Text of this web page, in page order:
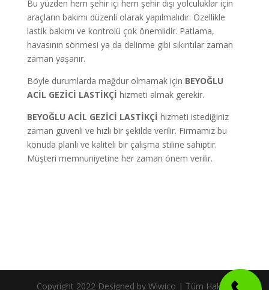
Bu yüzden hem şehir içi hem şehir dışı yolculuklar için
araçların bakımı düzenli olarak yapılmalıdır. Özellikle
lastik bakımı ve kontrolü çok önemlidir. Patlama,
havasının sönmesi ya da delinme gibi sıkıntılar zaman
zaman yaşanır.
Böyle durumlarda mağdur olmamak için BEYOĞLU
ACİL GEZİCİ LASTİKÇİ hizmeti almak gerekir.
BEYOĞLU ACİL GEZİCİ LASTİKÇİ hizmeti istediğiniz
zaman güvenli ve hızlı bir şekilde verilir. Firmamız bu
konuda planlı ve kaliteli bir çalışma stiline sahiptir.
Müşteri memnuniyetine her zaman önem verilir.
Copyright 2022 Designed by Wiwico | Tüm Hakları